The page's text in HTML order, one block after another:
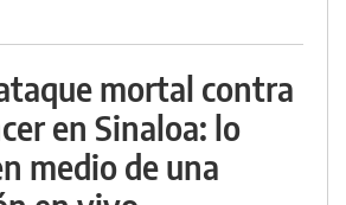
mortal contra
en Sinaloa: lo
medio de una